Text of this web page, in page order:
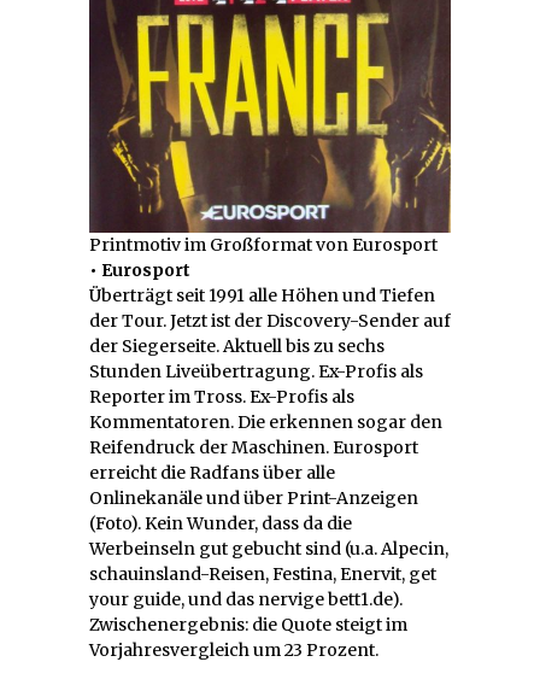
Printmotiv im Großformat von Eurosport
• Eurosport
Überträgt seit 1991 alle Höhen und Tiefen
der Tour. Jetzt ist der Discovery-Sender auf
der Siegerseite. Aktuell bis zu sechs
Stunden Liveübertragung. Ex-Profis als
Reporter im Tross. Ex-Profis als
Kommentatoren. Die erkennen sogar den
Reifendruck der Maschinen. Eurosport
erreicht die Radfans über alle
Onlinekanäle und über Print-Anzeigen
(Foto). Kein Wunder, dass da die
Werbeinseln gut gebucht sind (u.a. Alpecin,
schauinsland-Reisen, Festina, Enervit, get
your guide, und das nervige bett1.de).
Zwischenergebnis: die Quote steigt im
Vorjahresvergleich um 23 Prozent.